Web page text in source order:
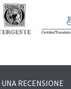
UNA RECENSIONE